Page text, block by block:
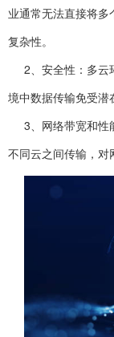
业通常无法直接将
复杂性。
2、安全性：多云
境中数据传输免受潜
3、网络带宽和性
不同云之间传输，对